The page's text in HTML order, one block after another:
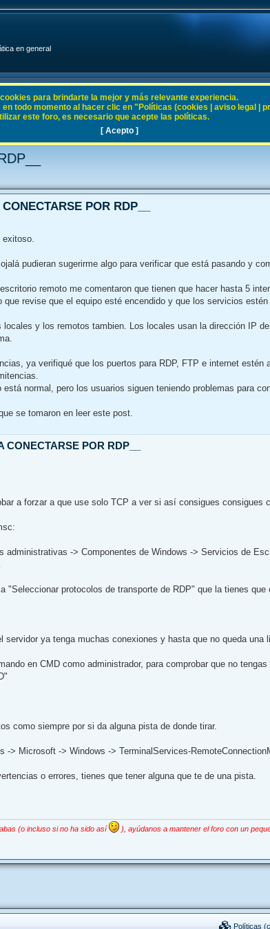
en general
POR RDP__
exitoso.
pudieran sugerirme algo para verificar que está pasando y
remoto me comentaron que tienen que hacer hasta 5
que revise que el equipo esté encendido y que los servicios
locales y los remotos tambien. Los locales usan la dirección IP
ya verifiqué que los puertos para RDP, FTP e internet estén
normal, pero los usuarios siguen teniendo problemas para
se tomaron en leer este post.
POR RDP__
a forzar a que use solo TCP a ver si así consigues consigues
administrativas -> Componentes de Windows -> Servicios de
"Seleccionar protocolos de transporte de RDP" que la tienes que
servidor ya tenga muchas conexiones y hasta que no queda una
en CMD como administrador, para comprobar que no
como siempre por si da alguna pista de donde tirar.
-> Microsoft -> Windows -> TerminalServices-
o errores, tienes que tener alguna que te de una pista.
(o incluso si no ha sido así
), ayúdanos a mantener el foro con un
para brindarte la mejor y más relevante experiencia.
todo momento al hacer clic en "Políticas (cookies | aviso legal |
este foro, es necesario que acepte las políticas.
[ Acepto ]
Políticas